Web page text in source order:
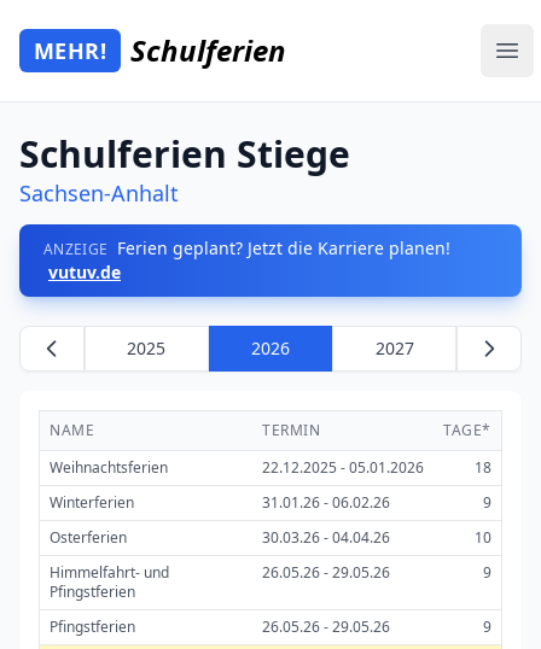
Zum Hauptinhalt springen
Mehr Schulferien
MEHR! Schulferien
Schulferien Stiege
Sachsen-Anhalt
ANZEIGE Ferien geplant? Jetzt die Karriere planen!
vutuv.de
2025 2026 2027
NAME TERMIN
TAGE*
Weihnachtsferien
22.12.2025 - 05.01.2026
18
Winterferien
31.01.26 - 06.02.26
9
Osterferien
30.03.26 - 04.04.26
10
Himmelfahrt- und
Pfingstferien
26.05.26 - 29.05.26 9
Pfingstferien 26.05.26 - 29.05.26
9